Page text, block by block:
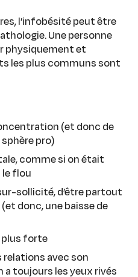
l’infobésité peut être
Une personne
physiquement et
les plus communs sont
(et donc de
pro)
comme si on était
flou
sollicité, d’être partout
donc, une baisse de
plus forte
relations avec son
a toujours les yeux rivés